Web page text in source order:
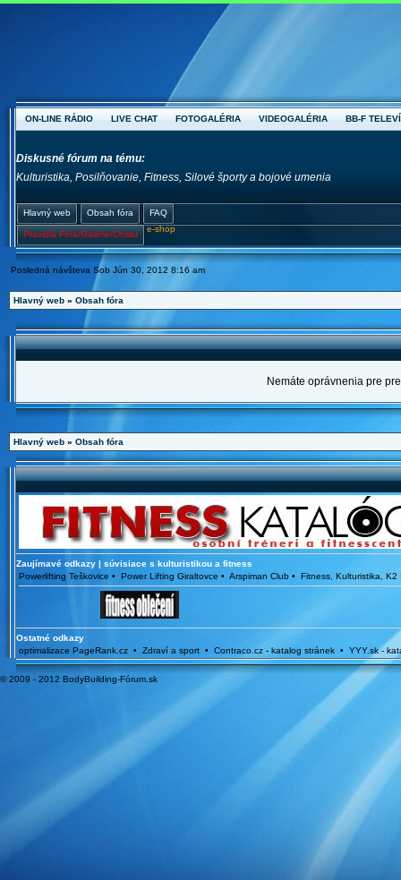
ON-LINE RÁDIO LIVE CHAT FOTOGALÉRIA VIDEOGALÉRIA BB-F
Diskusné fórum na tému:
Kulturistika, Posilňovanie, Fitness, Silové športy a bojové umenia
Hlavný web Obsah fóra FAQ
Pravidlá Fóra/Galérie/Chatu
e-shop
Posledná návšteva Sob Jún 30, 2012 8:16 am
Hlavný web » Obsah fóra
Nemáte oprávnenia pre
Hlavný web » Obsah fóra
Zaujímavé odkazy | súvisiace s kulturistikou a fitness
Powerlifting Teškovice • Power Lifting Giraltovce • Arspiman Club • Fitness, Kulturistika,
Ostatné odkazy
optimalizace PageRank.cz • Zdraví a sport • Contraco.cz - katalog stránek • YYY.sk -
© 2009 - 2012 BodyBuilding-Fórum.sk